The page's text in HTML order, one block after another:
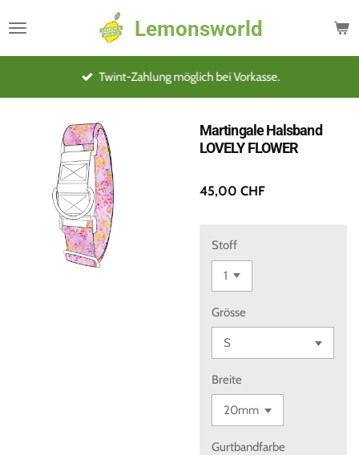
Hauptinhalt
Lemonsworld
Twint-Zahlung möglich bei Vorkasse.
Martingale Halsband
LOVELY FLOWER
45,00 CHF
Stoff
Grösse
Breite
Gurtbandfarbe